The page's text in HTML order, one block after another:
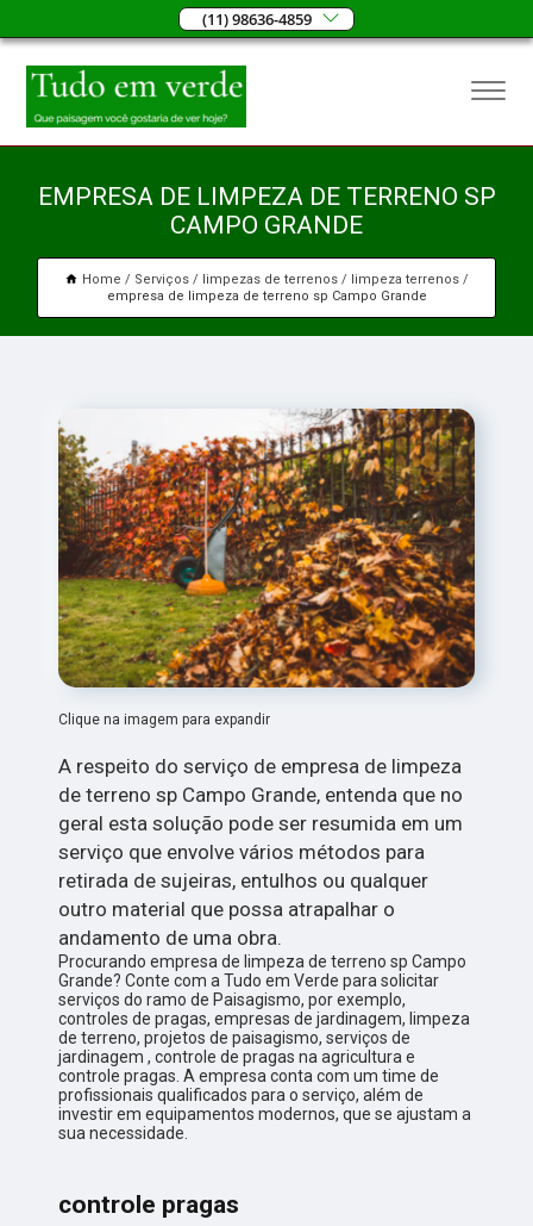
(11) 98636-4859
EMPRESA DE LIMPEZA DE TERRENO SP
CAMPO GRANDE
Home Serviços limpezas de terrenos
limpeza terrenos
empresa de limpeza de terreno sp Campo Grande
Clique na imagem para expandir
A respeito do serviço de empresa de limpeza
de terreno sp Campo Grande, entenda que no
geral esta solução pode ser resumida em um
serviço que envolve vários métodos para
retirada de sujeiras, entulhos ou qualquer
outro material que possa atrapalhar o
andamento de uma obra.
Procurando empresa de limpeza de terreno sp Campo
Grande? Conte com a Tudo em Verde para solicitar
serviços do ramo de Paisagismo, por exemplo,
controles de pragas, empresas de jardinagem, limpeza
de terreno, projetos de paisagismo, serviços de
jardinagem , controle de pragas na agricultura e
controle pragas. A empresa conta com um time de
profissionais qualificados para o serviço, além de
investir em equipamentos modernos, que se ajustam a
sua necessidade.
controle pragas